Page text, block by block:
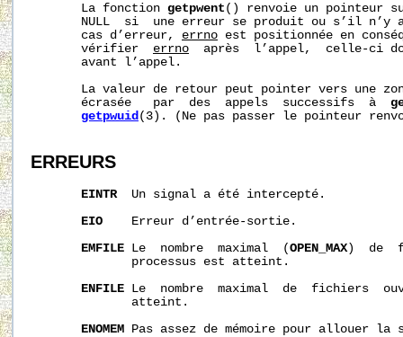
       La fonction
getpwent () renvoie un pointeur
NULL  si  une erreur se produit ou s’il n’y
       cas d’erreur,
errno est positionnée en
       vérifier
errno
après  l’appel,  celle-ci
       avant l’appel.
La valeur de retour peut pointer vers une
       écrasée   par  des  appels  successifs  à
getpwuid (3). (Ne pas passer le pointeur
ERREURS
EINTR
  Un signal a été intercepté.
EIO
    Erreur d’entrée-sortie.
EMFILE Le  nombre  maximal  (OPEN_MAX)  de
              processus est atteint.
ENFILE Le  nombre  maximal  de  fichiers
              atteint.
ENOMEM Pas assez de mémoire pour allouer